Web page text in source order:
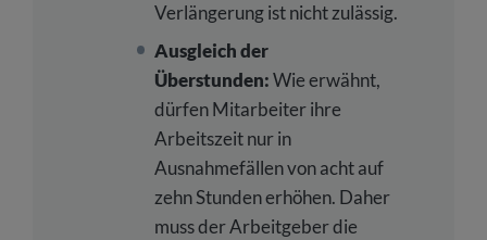
Verlängerung ist nicht zulässig.
Ausgleich der
Überstunden:Wie erwähnt,
dürfen Mitarbeiter ihre
Arbeitszeit nur in
Ausnahmefällen von acht auf
zehn Stunden erhöhen. Daher
muss der Arbeitgeber die